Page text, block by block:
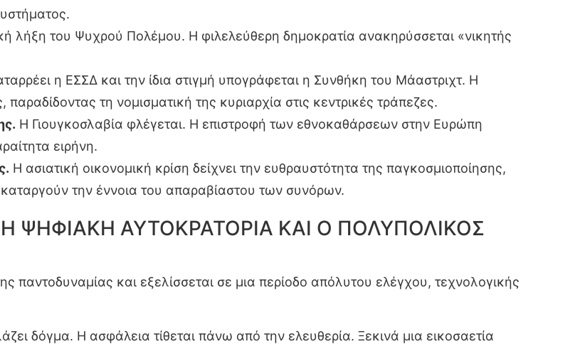
λήξη του Ψυχρού Πολέμου. Η φιλελεύθερη δημοκρατία ανακηρύσσεται «νικητής
η ΕΣΣΔ και την ίδια στιγμή υπογράφεται η Συνθήκη του Μάαστριχτ. Η
τη νομισματική της κυριαρχία στις κεντρικές τράπεζες.
Η Γιουγκοσλαβία φλέγεται. Η επιστροφή των εθνοκαθάρσεων στην Ευρώπη
ειρήνη.
Η ασιατική οικονομική κρίση δείχνει την ευθραυστότητα της παγκοσμιοποίησης,
την έννοια του απαραβίαστου των συνόρων.
Η ΨΗΦΙΑΚΗ ΑΥΤΟΚΡΑΤΟΡΙΑ ΚΑΙ Ο ΠΟΛΥΠΟΛΙΚΟΣ
παντοδυναμίας και εξελίσσεται σε μια περίοδο απόλυτου ελέγχου, τεχνολογικής
δόγμα. Η ασφάλεια τίθεται πάνω από την ελευθερία. Ξεκινά μια εικοσαετία